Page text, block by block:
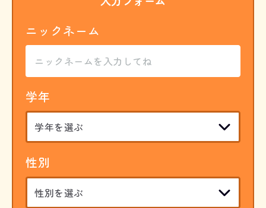
ニックネーム
学年
性別